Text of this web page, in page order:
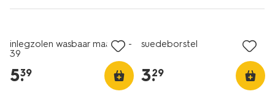
inlegzolen wasbaar maat 38-
39
5.
39
suedeborstel
3.
29